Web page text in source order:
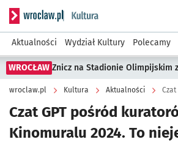
Serwis informacyjny wroclaw.pl
Aktualności Wydział Kultury Polecamy
WROCŁAW Znicz na Stadionie Olimpijskim
wroclaw.pl Kultura Aktualności
Czat GPT pośród
Kinomuralu 2024. To